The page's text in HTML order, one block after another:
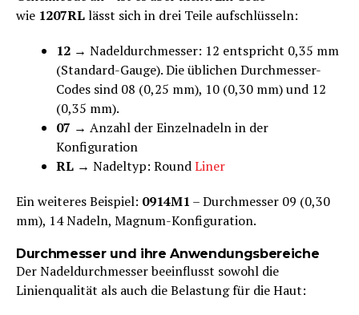
wie 1207RLlässt sich in drei Teile aufschlüsseln:
12 → Nadeldurchmesser: 12 entspricht 0,35 mm
(Standard-Gauge). Die üblichen Durchmesser-
Codes sind 08 (0,25 mm), 10 (0,30 mm) und 12
(0,35 mm).
07 → Anzahl der Einzelnadeln in der
Konfiguration
RL → Nadeltyp: RoundLiner
Ein weiteres Beispiel: 0914M1 – Durchmesser 09 (0,30
mm), 14 Nadeln, Magnum-Konfiguration.
Durchmesser und ihre Anwendungsbereiche
Der Nadeldurchmesser beeinflusst sowohl die
Linienqualität als auch die Belastung für die Haut: